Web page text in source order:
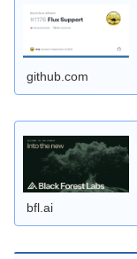
github.com
bfl.ai